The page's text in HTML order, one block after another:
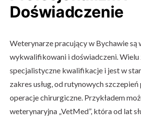
Doświadczenie
Weterynarze pracujący w Bychawie są
wykwalifikowani i doświadczeni. Wielu
specjalistyczne kwalifikacje i jest w
zakres usług, od rutynowych
operacje chirurgiczne. Przykładem
weterynaryjna „VetMed”, która od lat